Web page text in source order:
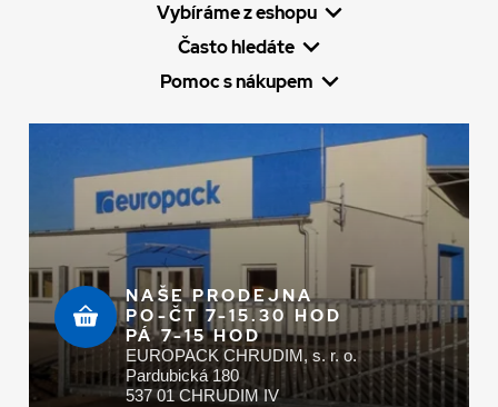
Vybíráme z eshopu
Často hledáte
Pomoc s nákupem
NAŠE PRODEJNA
PO-ČT 7-15.30 HOD
PÁ 7-15 HOD
EUROPACK CHRUDIM, s. r. o.
Pardubická 180
537 01 CHRUDIM IV